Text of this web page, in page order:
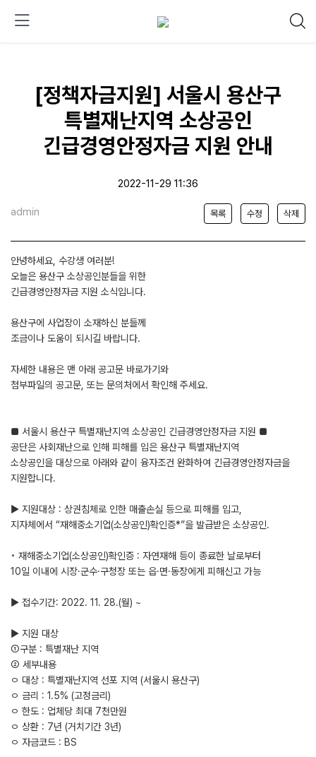
[정책자금지원] 서울시 용산구
특별재난지역 소상공인
긴급경영안정자금 지원 안내
2022-11-29 11:36
admin 목록 수정 삭제
안녕하세요, 수강생 여러분!
오늘은 용산구 소상공인분들을 위한
긴급경영안정자금 지원 소식입니다.
용산구에 사업장이 소재하신 분들께
조금이나 도움이 되시길 바랍니다.
자세한 내용은 맨 아래 공고문 바로가기와
첨부파일의 공고문, 또는 문의처에서 확인해 주세요.
■ 서울시 용산구 특별재난지역 소상공인 긴급경영안정자금 지원 ■
공단은 사회재난으로 인해 피해를 입은 용산구 특별재난지역
소상공인을 대상으로 아래와 같이 융자조건 완화하여 긴급경영안정자금을
지원합니다.
▶ 지원대상 : 상권침체로 인한 매출손실 등으로 피해를 입고,
지자체에서 “재해중소기업(소상공인)확인증*”을 발급받은 소상공인.
◦ 재해중소기업(소상공인)확인증 : 자연재해 등이 종료한 날로부터
10일 이내에 시장·군수·구청장 또는 읍·면·동장에게 피해신고 가능
▶ 접수기간: 2022. 11. 28.(월) ~
▶ 지원 대상
①구분 : 특별재난 지역
② 세부내용
ㅇ 대상 : 특별재난지역 선포 지역 (서울시 용산구)
ㅇ 금리 : 1.5% (고정금리)
ㅇ 한도 : 업체당 최대 7천만원
ㅇ 상환 : 7년 (거치기간 3년)
ㅇ 자금코드 : BS